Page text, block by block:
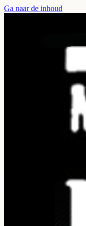
Ga naar de inhoud